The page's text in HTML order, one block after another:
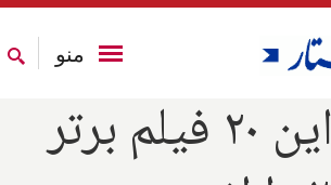
منو
تماشای این ۲۰ فیلم برتر